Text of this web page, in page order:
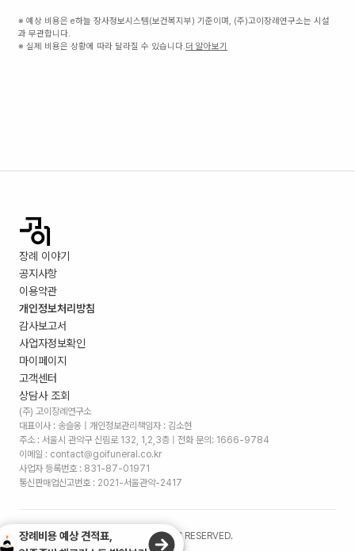
※ 예상 비용은 e하늘 장사정보시스템(보건복지부) 기준이며, (주)고이장례연구소는 시설
과 무관합니다.
※ 실제 비용은 상황에 따라 달라질 수 있습니다.더 알아보기
장례 이야기
공지사항
이용약관
개인정보처리방침
감사보고서
사업자정보확인
마이페이지
고객센터
상담사 조회
(주) 고이장례연구소
대표이사 : 송슬옹 | 개인정보관리책임자 : 김소현
주소 : 서울시 관악구 신림로 132, 1,2,3층 | 전화 문의: 1666-9784
이메일 : contact@goifuneral.co.kr
사업자 등록번호 : 831-87-01971
통신판매업신고번호 : 2021-서울관악-2417
©2026. (주)고이장례연구소 ALL RIGHTS RESERVED.
장례비용 예상 견적표,